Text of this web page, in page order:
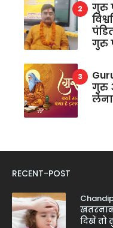
गुरु
गुरु
गुरु
RECENT-POST
खतरनाक
दिखें तो